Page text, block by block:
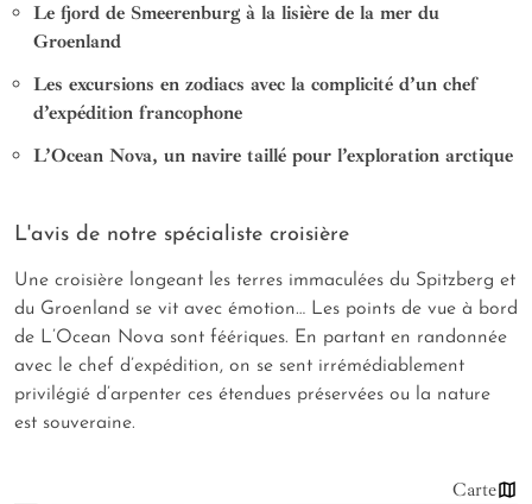
Le fjord de Smeerenburg à la lisière de la mer du
Groenland
Les excursions en zodiacs avec la complicité d’un chef
d’expédition francophone
L’Ocean Nova, un navire taillé pour l’exploration arctique
L'avis de notre spécialiste croisière
Une croisière longeant les terres immaculées du Spitzberg et
du Groenland se vit avec émotion… Les points de vue à bord
de L’Ocean Nova sont féériques. En partant en randonnée
avec le chef d’expédition, on se sent irrémédiablement
privilégié d’arpenter ces étendues préservées ou la nature
est souveraine.
Carte